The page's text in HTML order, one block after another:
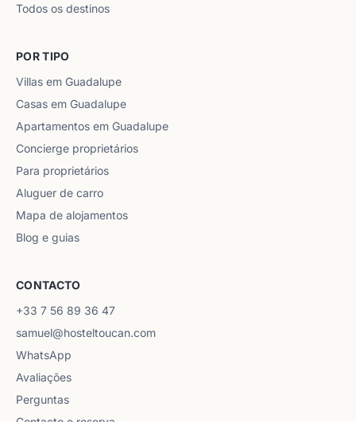
Todos os destinos
POR TIPO
Villas em Guadalupe
Casas em Guadalupe
Apartamentos em Guadalupe
Concierge proprietários
Para proprietários
Aluguer de carro
Mapa de alojamentos
Blog e guias
CONTACTO
+33 7 56 89 36 47
samuel@hosteltoucan.com
WhatsApp
Avaliações
Perguntas